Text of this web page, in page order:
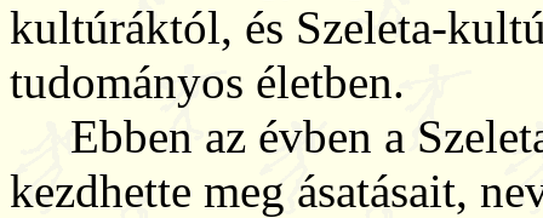
kultúráktól, és Szeleta-
tudományos életben.
Ebben az évben a
kezdhette meg ásatásait,